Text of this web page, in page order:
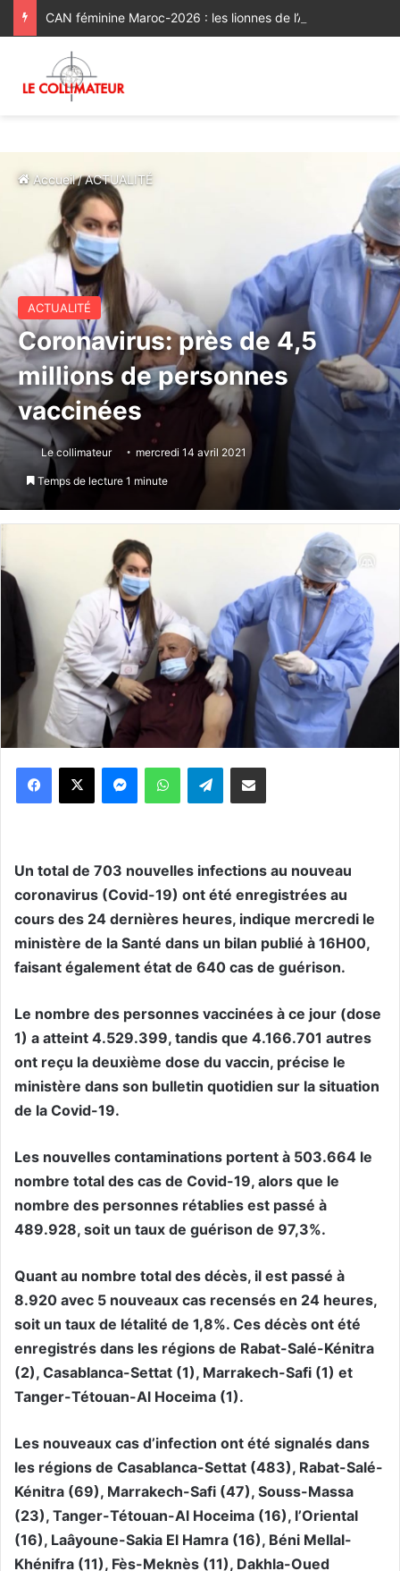
Accueil/ACTUALITÉ
ACTUALITÉ
Coronavirus: près de 4,5
millions de personnes
vaccinées
Le collimateur mercredi 14 avril 2021
Temps de lecture 1 minute
WhatsApp Telegram
Un total de 703 nouvelles infections au nouveau
coronavirus (Covid-19) ont été enregistrées au
cours des 24 dernières heures, indique mercredi le
ministère de la Santé dans un bilan publié à 16H00,
faisant également état de 640 cas de guérison.
Le nombre des personnes vaccinées à ce jour (dose
1) a atteint 4.529.399, tandis que 4.166.701 autres
ont reçu la deuxième dose du vaccin, précise le
ministère dans son bulletin quotidien sur la situation
de la Covid-19.
Les nouvelles contaminations portent à 503.664 le
nombre total des cas de Covid-19, alors que le
nombre des personnes rétablies est passé à
489.928, soit un taux de guérison de 97,3%.
Quant au nombre total des décès, il est passé à
8.920 avec 5 nouveaux cas recensés en 24 heures,
soit un taux de létalité de 1,8%. Ces décès ont été
enregistrés dans les régions de Rabat-Salé-Kénitra
(2), Casablanca-Settat (1), Marrakech-Safi (1) et
Tanger-Tétouan-Al Hoceima (1).
Les nouveaux cas d’infection ont été signalés dans
les régions de Casablanca-Settat (483), Rabat-Salé-
Kénitra (69), Marrakech-Safi (47), Souss-Massa
(23), Tanger-Tétouan-Al Hoceima (16), l’Oriental
(16), Laâyoune-Sakia El Hamra (16), Béni Mellal-
Khénifra (11), Fès-Meknès (11), Dakhla-Oued